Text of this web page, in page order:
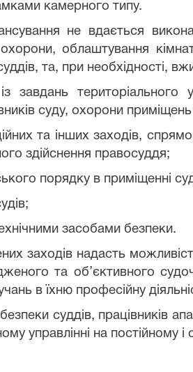
камерного типу.
не вдається
облаштування
та, при необхідності,
завдань
суду, охорони
та інших заходів,
здійснення правосуддя;
порядку в приміщенні
засобами безпеки.
заходів надасть
та об’єктивного
в їхню професійну
суддів, працівників
управлінні на постійному